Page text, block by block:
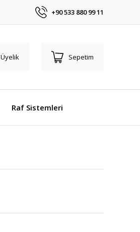
+90 533 880 99 11
Üyelik Sepetim
Raf Sistemleri